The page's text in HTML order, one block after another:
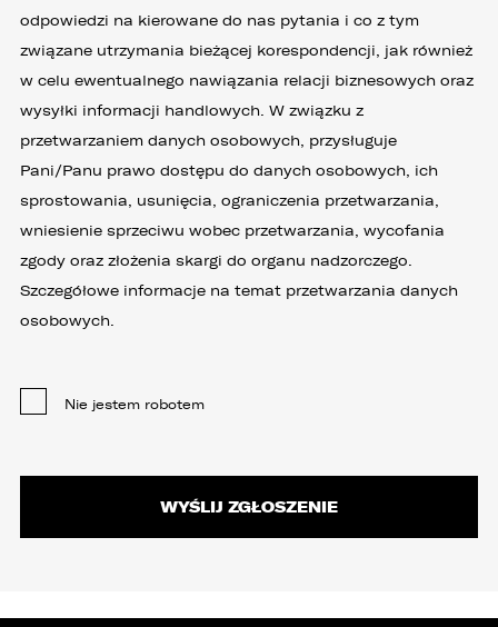
odpowiedzi na kierowane do nas pytania i co z tym
związane utrzymania bieżącej korespondencji, jak również
w celu ewentualnego nawiązania relacji biznesowych oraz
wysyłki informacji handlowych. W związku z
przetwarzaniem danych osobowych, przysługuje
Pani/Panu prawo dostępu do danych osobowych, ich
sprostowania, usunięcia, ograniczenia przetwarzania,
wniesienie sprzeciwu wobec przetwarzania, wycofania
zgody oraz złożenia skargi do organu nadzorczego.
Szczegółowe informacje na temat przetwarzania danych
osobowych.
Nie jestem robotem